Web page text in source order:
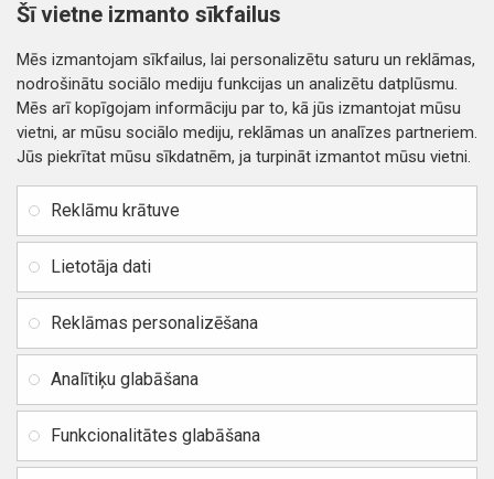
Kontakti
Distances līgums
Privātuma politika
Preču un naudas atgriešana
Piegādes un apmaksa
Vietnes karte
Rekvizīti
Jur. adrese: Zasulauka iela
Reģ. Nr. 40103717618,
BIC / SWIFT: HABALV22
TEl.: +371 20219155
E-pasts:info@mobipart.eu
Šī vietne izmanto sīkfailus
Mēs izmantojam sīkfailus, lai personalizētu saturu un reklāmas,
nodrošinātu sociālo mediju funkcijas un analizētu datplūsmu.
Mēs arī kopīgojam informāciju par to, kā jūs izmantojat mūsu
vietni, ar mūsu sociālo mediju, reklāmas un analīzes partneriem.
Jūs piekrītat mūsu sīkdatnēm, ja turpināt izmantot mūsu vietni.
Reklāmu krātuve
Lietotāja dati
Reklāmas personalizēšana
Analītiķu glabāšana
Funkcionalitātes glabāšana